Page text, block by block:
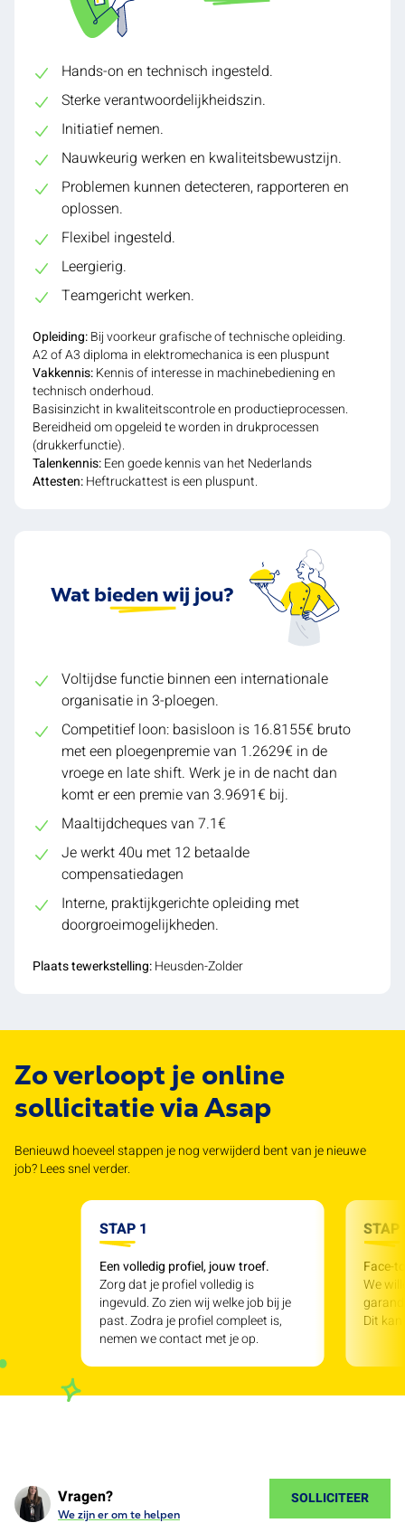
Hands-on en technisch ingesteld.
Sterke verantwoordelijkheidszin.
Initiatief nemen.
Nauwkeurig werken en kwaliteitsbewustzijn.
Problemen kunnen detecteren, rapporteren en
oplossen.
Flexibel ingesteld.
Leergierig.
Teamgericht werken.
Opleiding:Bij voorkeur grafische of technische opleiding.
A2 of A3 diploma in elektromechanica is een pluspunt
Vakkennis:Kennis of interesse in machinebediening en
technisch onderhoud.
Basisinzicht in kwaliteitscontrole en productieprocessen.
Bereidheid om opgeleid te worden in drukprocessen
(drukkerfunctie).
Talenkennis:Een goede kennis van het Nederlands
Attesten:Heftruckattest is een pluspunt.
Wat bieden wij jou?
Voltijdse functie binnen een internationale
organisatie in 3-ploegen.
Competitief loon: basisloon is 16.8155€ bruto
met een ploegenpremie van 1.2629€ in de
vroege en late shift. Werk je in de nacht dan
komt er een premie van 3.9691€ bij.
Maaltijdcheques van 7.1€
Je werkt 40u met 12 betaalde
compensatiedagen
Interne, praktijkgerichte opleiding met
doorgroeimogelijkheden.
Plaats tewerkstelling:Heusden-Zolder
Zo verloopt je online
sollicitatie via Asap
Benieuwd hoeveel stappen je nog verwijderd bent van je nieuwe
job? Lees snel verder.
STAP 1
Een volledig profiel, jouw troef.
Zorg dat je profiel volledig is
ingevuld. Zo zien wij welke job bij je
past. Zodra je profiel compleet is,
nemen we contact met je op.
STAP
Face-
We
Dit
Vragen?
We zijn er om te helpen
SOLLICITEER